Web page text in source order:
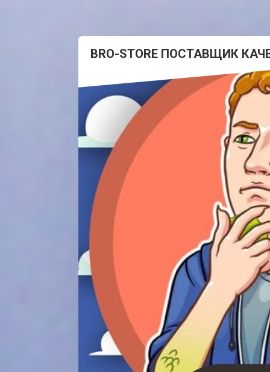
BRO-STORE ПОСТАВЩИК